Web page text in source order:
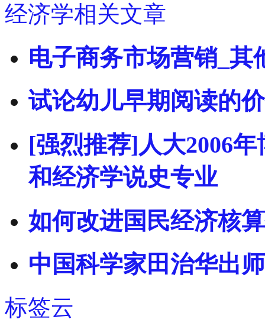
经济学相关文章
电子商务市场营销_其
试论幼儿早期阅读的
[强烈推荐]人大2006
和经济学说史专业
如何改进国民经济核
中国科学家田治华出
标签云